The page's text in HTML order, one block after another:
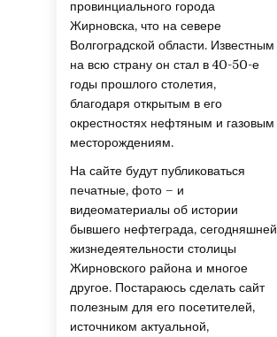
провинциального города
Жирновска, что на севере
Волгоградской области. Известным
на всю страну он стал в 40-50-е
годы прошлого столетия,
благодаря открытым в его
окрестностях нефтяным и газовым
месторождениям.
На сайте будут публиковаться
печатные, фото – и
видеоматериалы об истории
бывшего нефтеграда, сегодняшней
жизнедеятельности столицы
Жирновского района и многое
другое. Постараюсь сделать сайт
полезным для его посетителей,
источником актуальной,